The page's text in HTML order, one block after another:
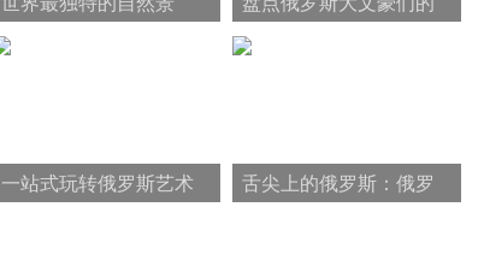
观：贝加尔湖排首位
那些奇奇怪怪的死法
一站式玩转俄罗斯艺术
舌尖上的俄罗斯：俄罗